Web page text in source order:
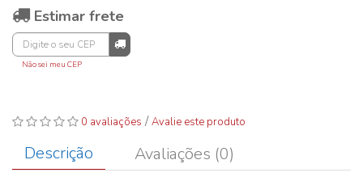
Estimar frete
Não sei meu CEP
0 avaliações /Avalie este produto
Descrição Avaliações (0)